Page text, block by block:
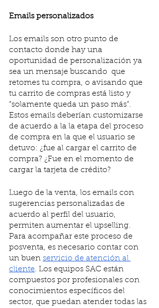
Emails personalizados
Los emails son otro punto de
contacto donde hay una
oportunidad de personalización ya
sea un mensaje buscando  que
retomes tu compra, o avisando que
tu carrito de compras está listo y
“solamente queda un paso más”.
Estos emails deberían customizarse
de acuerdo a la la etapa del proceso
de compra en la que el usuario se
detuvo: ¿fue al cargar el carrito de
compra? ¿Fue en el momento de
cargar la tarjeta de crédito?
Luego de la venta, los emails con
sugerencias personalizadas de
acuerdo al perfil del usuario,
permiten aumentar el upselling.
Para acompañar este proceso de
posventa, es necesario contar con
un buen servicio de atención al
cliente. Los equipos SAC están
compuestos por profesionales con
conocimientos específicos del
sector, que puedan atender todas las